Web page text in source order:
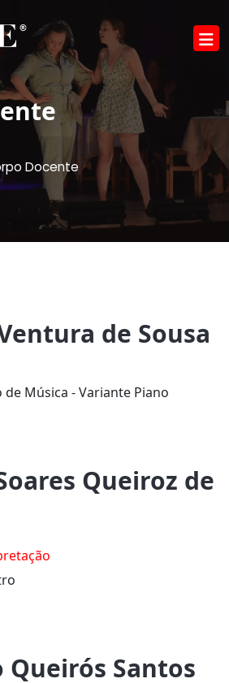
Docente
de Sousa
Música - Variante Piano
Queiroz de
Queirós Santos